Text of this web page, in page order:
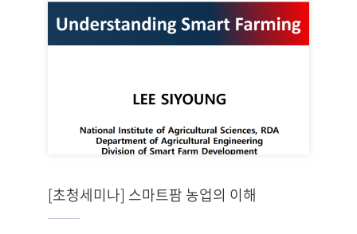
[초청세미나] 스마트팜 농업의 이해